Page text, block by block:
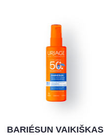
BARIÉSUN VAIKIŠKAS